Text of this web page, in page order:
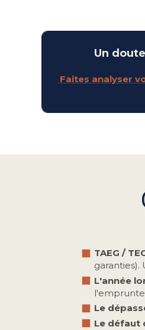
Un
Faites analyser
TAEG /
garanties).
L'année
Le
Le défaut